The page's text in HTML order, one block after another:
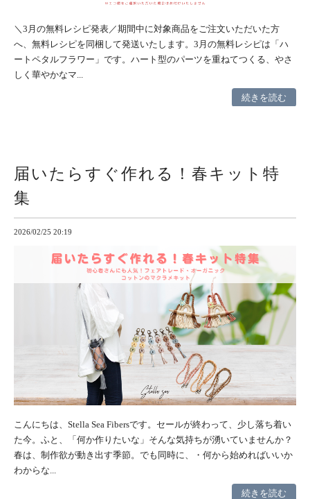
＼3月の無料レシピ発表／期間中に対象商品をご注文いただいた方
へ、無料レシピを同梱して発送いたします。3月の無料レシピは「ハ
ートペタルフラワー」です。ハート型のパーツを重ねてつくる、やさ
しく華やかなマ...
続きを読む
届いたらすぐ作れる！春キット特
集
2026/02/25 20:19
こんにちは、Stella Sea Fibersです。セールが終わって、少し落ち着い
た今。ふと、「何か作りたいな」そんな気持ちが湧いていませんか？
春は、制作欲が動き出す季節。でも同時に、・何から始めればいいか
わからな...
続きを読む